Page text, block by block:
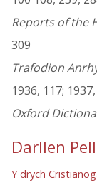
Reports of the
309
Trafodion
1936, 117;
Oxford
Darllen
Y drych